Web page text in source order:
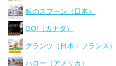
銀のスプーン（日本）
GO!（カナダ）
グランツ（日本：フランス）
ハロー（アメリカ）